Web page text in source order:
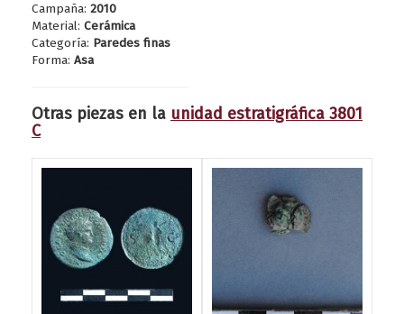
Campaña: 2010
Material: Cerámica
Categoría: Paredes finas
Forma: Asa
Otras piezas en la unidad estratigráfica 3801
C